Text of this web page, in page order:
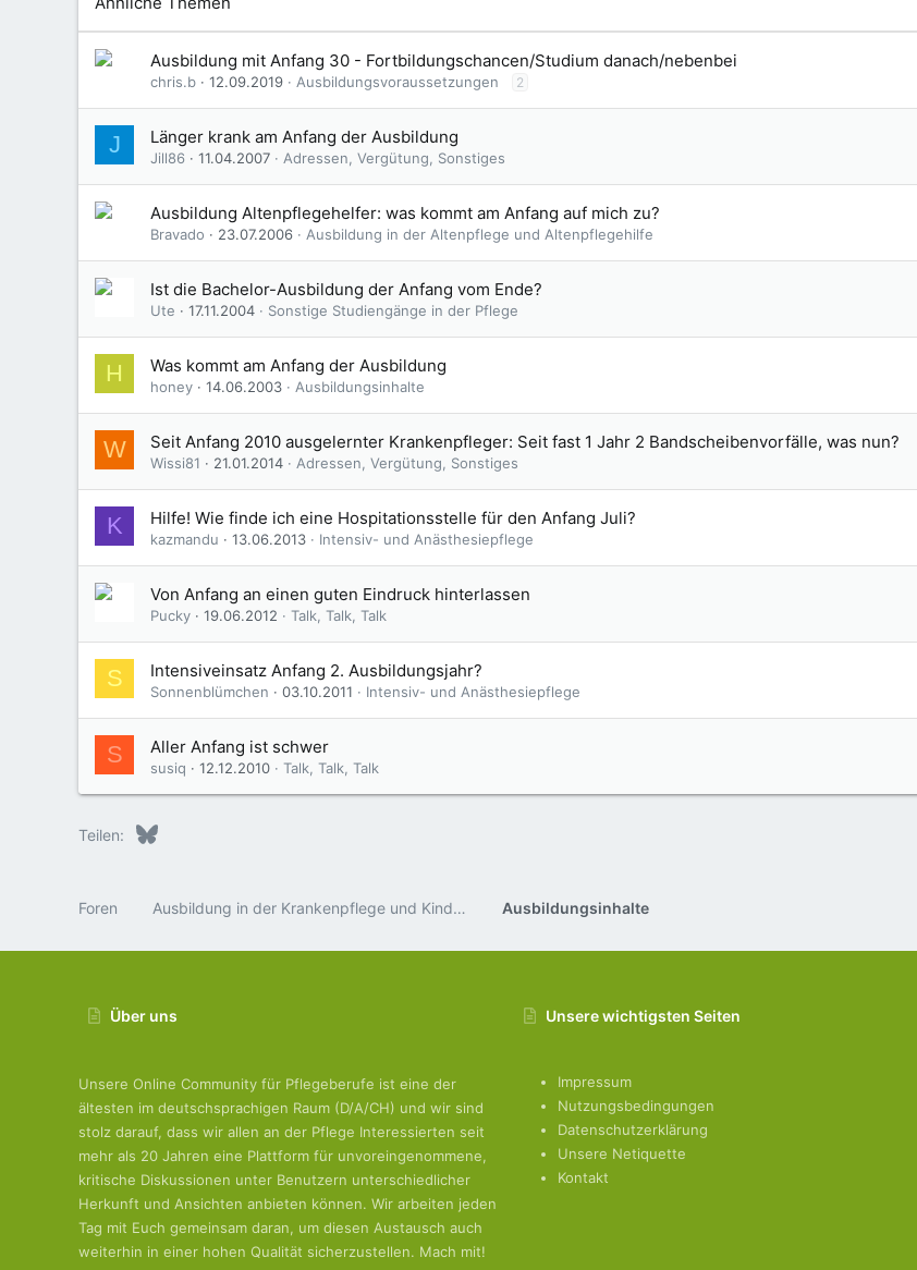
Ausbildung mit Anfang 30 - Fortbildungschancen/Studium danach/nebenbei
chris.b 12.09.2019 Ausbildungsvoraussetzungen 2
J Länger krank am Anfang der Ausbildung
Jill86 11.04.2007 Adressen, Vergütung, Sonstiges
Ausbildung Altenpflegehelfer: was kommt am Anfang auf mich zu?
Bravado 23.07.2006 Ausbildung in der Altenpflege und Altenpflegehilfe
Ist die Bachelor-Ausbildung der Anfang vom Ende?
Ute 17.11.2004 Sonstige Studiengänge in der Pflege
H Was kommt am Anfang der Ausbildung
honey 14.06.2003 Ausbildungsinhalte
W Seit Anfang 2010 ausgelernter Krankenpfleger: Seit fast 1 Jahr 2 Bandscheibenvorfälle, was nun?
Wissi81 21.01.2014 Adressen, Vergütung, Sonstiges
K Hilfe! Wie finde ich eine Hospitationsstelle für den Anfang Juli?
kazmandu 13.06.2013 Intensiv- und Anästhesiepflege
Von Anfang an einen guten Eindruck hinterlassen
Pucky 19.06.2012 Talk, Talk, Talk
S Intensiveinsatz Anfang 2. Ausbildungsjahr?
Sonnenblümchen 03.10.2011 Intensiv- und Anästhesiepflege
S Aller Anfang ist schwer
susiq 12.12.2010 Talk, Talk, Talk
Teilen: Bluesky
Foren Ausbildung in der Krankenpflege und Kinderkrankenpflege Ausbildungsinhalte
Über uns
Unsere Online Community für Pflegeberufe ist eine der
ältesten im deutschsprachigen Raum (D/A/CH) und wir sind
stolz darauf, dass wir allen an der Pflege Interessierten seit
mehr als 20 Jahren eine Plattform für unvoreingenommene,
kritische Diskussionen unter Benutzern unterschiedlicher
Herkunft und Ansichten anbieten können. Wir arbeiten jeden
Tag mit Euch gemeinsam daran, um diesen Austausch auch
weiterhin in einer hohen Qualität sicherzustellen. Mach mit!
Unsere wichtigsten Seiten
Impressum
Nutzungsbedingungen
Datenschutzerklärung
Unsere Netiquette
Kontakt